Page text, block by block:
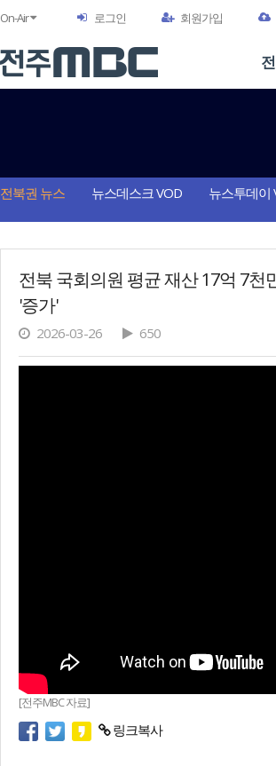
On-Air 로그인 회원가입
전북권 뉴스 뉴스데스크 VOD 뉴스투데이
전북 국회의원 평균 재산 17억 7천
'증가'
2026-03-26 650
[전주MBC 자료]
링크복사